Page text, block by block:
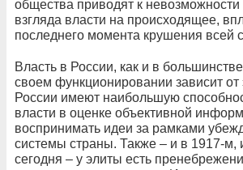
общества приводят к невозможности
взгляда власти на происходящее,
последнего момента крушения всей
Власть в России, как и в
своем функционировании зависит от
России имеют наибольшую
власти в оценке объективной
воспринимать идеи за рамками
системы страны. Также – и в 1917-м,
сегодня – у элиты есть